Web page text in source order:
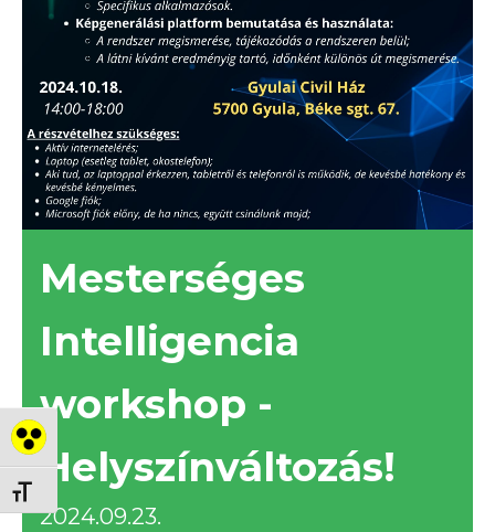
Nagy kontraszt váltása
Betűméret váltása
Mesterséges
Intelligencia
workshop -
Helyszínváltozás!
2024.09.23.